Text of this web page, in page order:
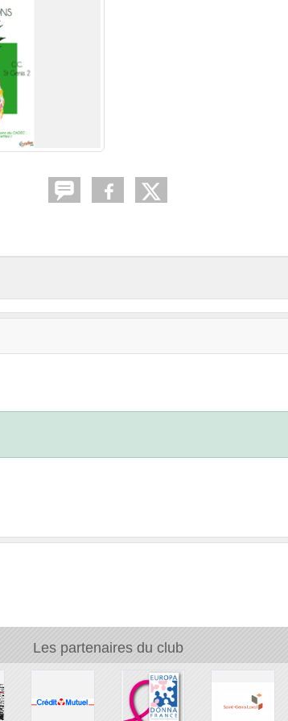
Les partenaires du club